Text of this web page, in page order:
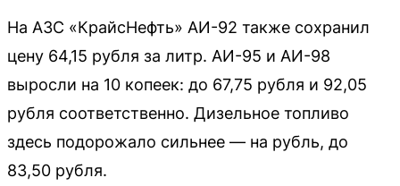
На АЗС «КрайсНефть» АИ-92 также сохранил
цену 64,15 рубля за литр. АИ-95 и АИ-98
выросли на 10 копеек: до 67,75 рубля и 92,05
рубля соответственно. Дизельное топливо
здесь подорожало сильнее — на рубль, до
83,50 рубля.